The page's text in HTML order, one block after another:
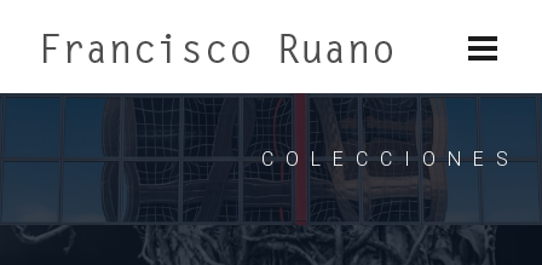
COLECCIONES